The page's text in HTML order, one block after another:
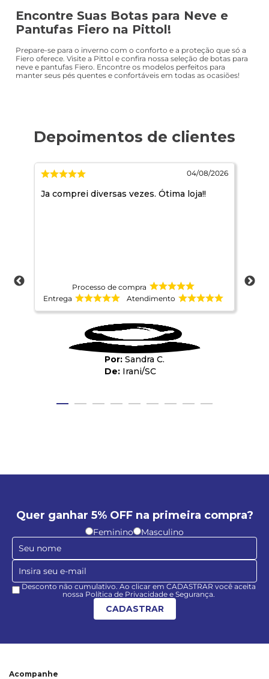
Encontre Suas Botas para Neve e
Pantufas Fiero na Pittol!
Prepare-se para o inverno com o conforto e a proteção que só a
Fiero oferece. Visite a Pittol e confira nossa seleção de botas para
neve e pantufas Fiero. Encontre os modelos perfeitos para
manter seus pés quentes e confortáveis em todas as ocasiões!
04/08/2026
Ja comprei diversas vezes. Ótima loja!!
Processo de compra
Entrega
Atendimento
Sandra C.
Irani/SC
Quer ganhar 5% OFF na primeira compra?
Feminino Masculino
Desconto não cumulativo. Ao clicar em CADASTRAR você aceita
nossa Política de Privacidade e Segurança.
CADASTRAR
Acompanhe